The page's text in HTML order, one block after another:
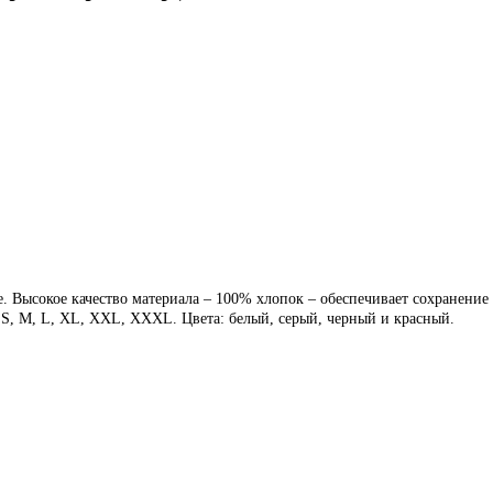
качество материала – 100% хлопок – обеспечивает сохранение
S, M, L, XL, XXL, XXXL. Цвета: белый, серый, черный и красный.